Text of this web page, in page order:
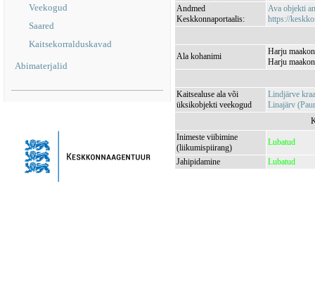
Veekogud
Saared
Kaitsekorralduskavad
Abimaterjalid
Andmed
Keskkonnaportaalis:
Ava objekti
https://
Ala kohanimi
Harju
Harju
Kaitsealuse ala või
üksikobjekti veekogud
Lindjärve
Linajärv
Inimeste viibimine
(liikumispiirang)
Lubatud
Jahipidamine
Lubatud